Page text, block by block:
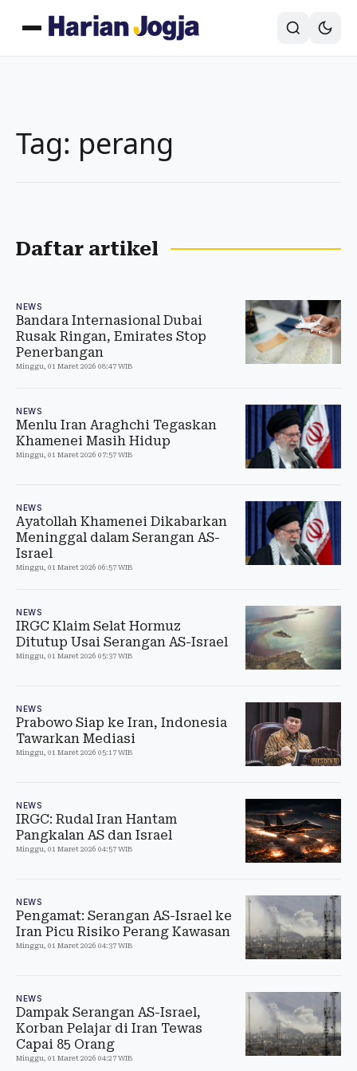
Tag: perang
Daftar artikel
NEWS
Bandara Internasional Dubai
Rusak Ringan, Emirates Stop
Penerbangan
Minggu, 01 Maret 2026 08:47 WIB
NEWS
Menlu Iran Araghchi Tegaskan
Khamenei Masih Hidup
Minggu, 01 Maret 2026 07:57 WIB
NEWS
Ayatollah Khamenei Dikabarkan
Meninggal dalam Serangan AS-
Israel
Minggu, 01 Maret 2026 06:57 WIB
NEWS
IRGC Klaim Selat Hormuz
Ditutup Usai Serangan AS-Israel
Minggu, 01 Maret 2026 05:37 WIB
NEWS
Prabowo Siap ke Iran, Indonesia
Tawarkan Mediasi
Minggu, 01 Maret 2026 05:17 WIB
NEWS
IRGC: Rudal Iran Hantam
Pangkalan AS dan Israel
Minggu, 01 Maret 2026 04:57 WIB
NEWS
Pengamat: Serangan AS-Israel ke
Iran Picu Risiko Perang Kawasan
Minggu, 01 Maret 2026 04:37 WIB
NEWS
Dampak Serangan AS-Israel,
Korban Pelajar di Iran Tewas
Capai 85 Orang
Minggu, 01 Maret 2026 04:27 WIB